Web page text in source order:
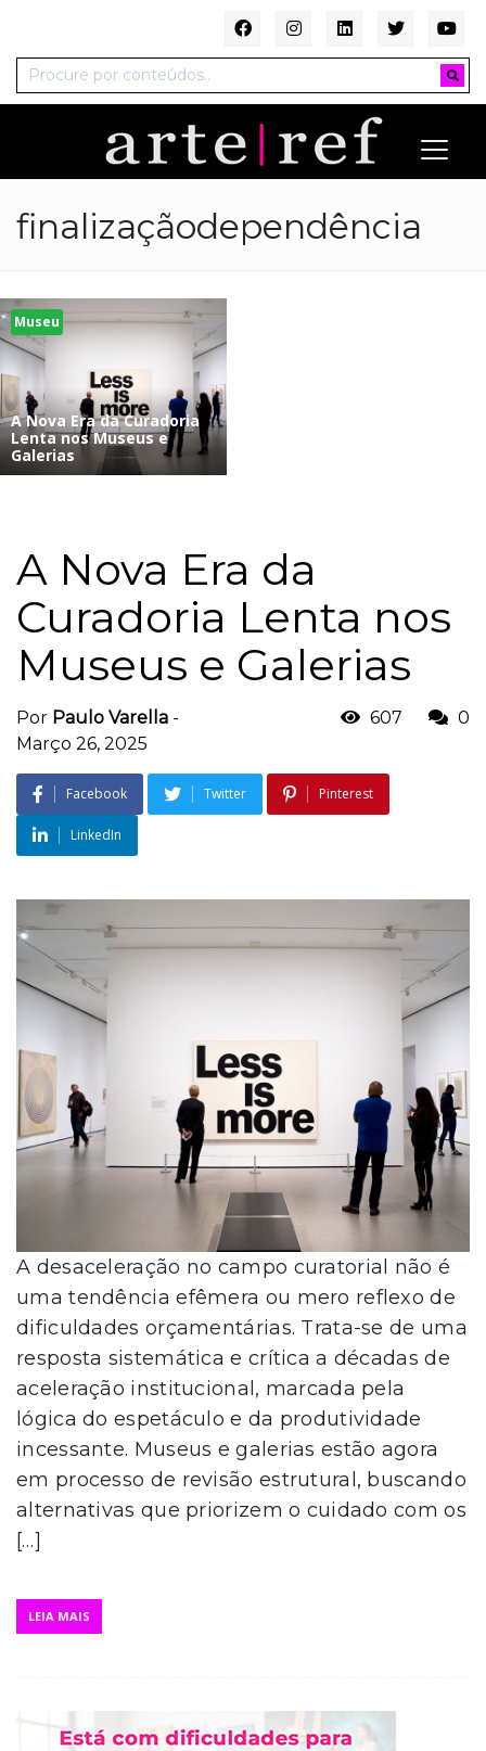
finalizaçãodependência
Museu
A Nova Era da Curadoria
Lenta nos Museus e
Galerias
A Nova Era da
Curadoria Lenta nos
Museus e Galerias
Por Paulo Varella -
Março 26, 2025
607 0
Facebook Twitter Pinterest
LinkedIn
A desaceleração no campo curatorial não é
uma tendência efêmera ou mero reflexo de
dificuldades orçamentárias. Trata-se de uma
resposta sistemática e crítica a décadas de
aceleração institucional, marcada pela
lógica do espetáculo e da produtividade
incessante. Museus e galerias estão agora
em processo de revisão estrutural, buscando
alternativas que priorizem o cuidado com os
[…]
LEIA MAIS